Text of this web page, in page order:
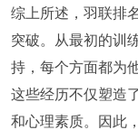
综上所述，羽联排
突破。从最初的训
持，每个方面都为
这些经历不仅塑造
和心理素质。因此